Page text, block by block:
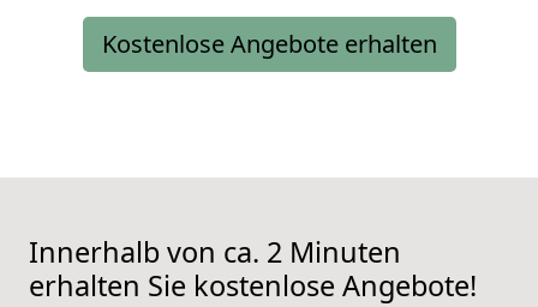
Kostenlose Angebote erhalten
Innerhalb von ca. 2 Minuten
erhalten Sie kostenlose Angebote!